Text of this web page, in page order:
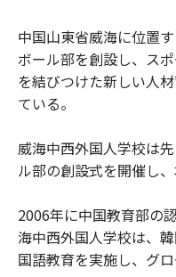
中国山東省威海に位置
ボール部を創設し、ス
を結びつけた新しい人
ている。
威海中西外国人学校は
ル部の創設式を開催し
2006年に中国教育部の
海中西外国人学校は、
国語教育を実施し、グ